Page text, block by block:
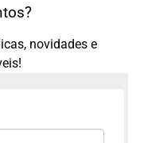
novidades e